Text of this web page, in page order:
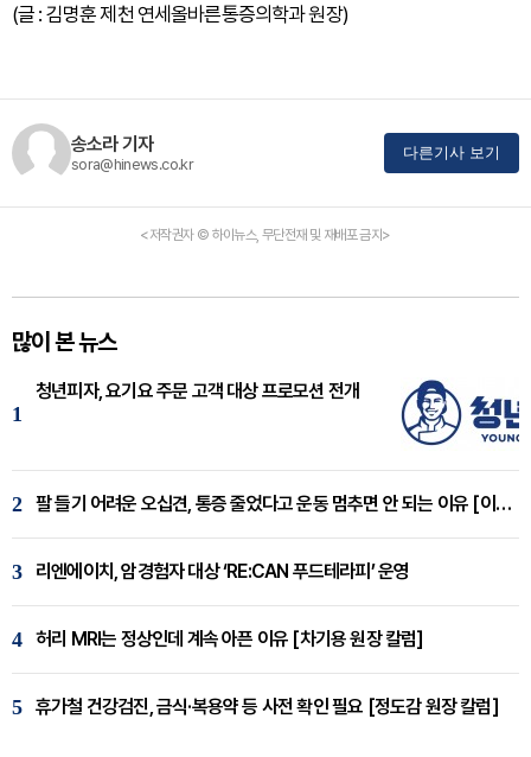
(글 : 김명훈 제천 연세올바른통증의학과 원장)
송소라 기자
sora@hinews.co.kr
다른기사 보기
<저작권자 © 하이뉴스, 무단전재 및 재배포 금지>
많이 본 뉴스
1
청년피자, 요기요 주문 고객 대상 프로모션 전개
2 팔 들기 어려운 오십견, 통증 줄었다고 운동 멈추면 안 되는 이유 [이병욱 원장 칼럼]
3 리엔에이치, 암경험자 대상 ‘RE:CAN 푸드테라피’ 운영
4 허리 MRI는 정상인데 계속 아픈 이유 [차기용 원장 칼럼]
5 휴가철 건강검진, 금식·복용약 등 사전 확인 필요 [정도감 원장 칼럼]